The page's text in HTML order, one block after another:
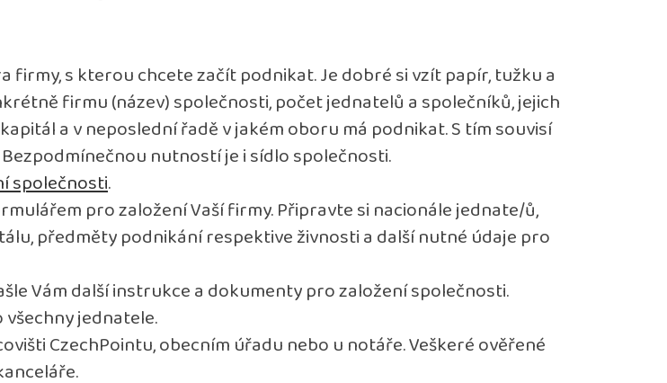
s kterou chcete začít podnikat. Je dobré si vzít papír, tužku a
firmu (název) společnosti, počet jednatelů a společníků, jejich
a v neposlední řadě v jakém oboru má podnikat. S tím souvisí
nutností je i sídlo společnosti.
společnosti.
pro založení Vaší firmy. Připravte si nacionále jednate/ů,
předměty podnikání respektive živnosti a další nutné údaje pro
Vám další instrukce a dokumenty pro založení společnosti.
jednatele.
CzechPointu, obecním úřadu nebo u notáře. Veškeré ověřené